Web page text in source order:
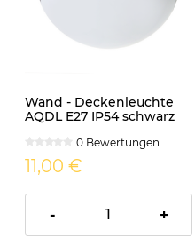
Wand - Deckenleuchte
AQDL E27 IP54 schwarz
0 Bewertungen
11,00 €
- +